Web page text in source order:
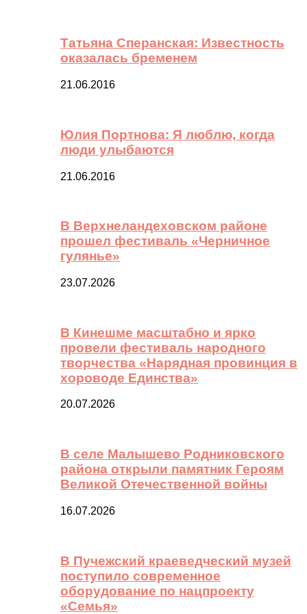
Татьяна Сперанская: Известность
оказалась бременем
21.06.2016
Юлия Портнова: Я люблю, когда
люди улыбаются
21.06.2016
В Верхнеландеховском районе
прошел фестиваль «Черничное
гулянье»
23.07.2026
В Кинешме масштабно и ярко
провели фестиваль народного
творчества «Нарядная провинция в
хороводе Единства»
20.07.2026
В селе Малышево Родниковского
района открыли памятник Героям
Великой Отечественной войны
16.07.2026
В Пучежский краеведческий музей
поступило современное
оборудование по нацпроекту
«Семья»